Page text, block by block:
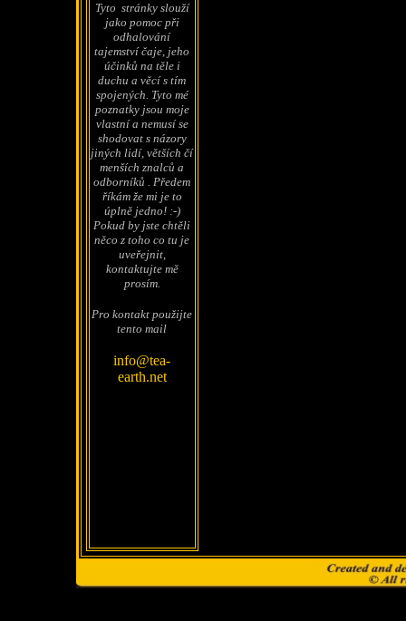
Tyto stránky slouží
jako pomoc při
odhalování
tajemství čaje, jeho
účinků na těle i
duchu a věcí s tím
spojených. Tyto mé
poznatky jsou moje
vlastní a nemusí se
shodovat s názory
jiných lidí, větších čí
menších znalců a
odborníků . Předem
říkám že mi je to
úplně jedno! :-)
Pokud by jste chtěli
něco z toho co tu je
uveřejnit,
kontaktujte mě
prosím.
Pro kontakt použijte
tento mail
info@tea-
earth.net